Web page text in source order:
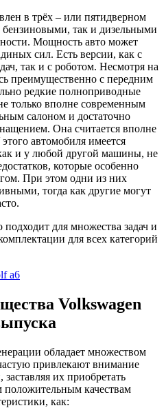
в трёх – или пятидверном
так и дизельными
Мощность авто может
сил. Есть версии, как с
так и с роботом. Несмотря на
преимущественно с передним
редкие полноприводные
только вполне современным
салоном и достаточно
Она считается вполне
автомобиля имеется
и у любой другой машины, не
которые особенно
При этом одни из них
тогда как другие могут
подходит для множества задач и
для всех категорий
Volkswagen
обладает множеством
привлекают внимание
их приобретать
качествам
как: